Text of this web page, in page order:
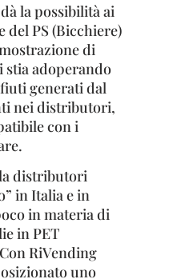
la possibilità ai
del PS (Bicchiere)
di
stia adoperando
generati dal
nei distributori,
con i
distributori
in Italia e in
in materia di
in PET
RiVending
uno